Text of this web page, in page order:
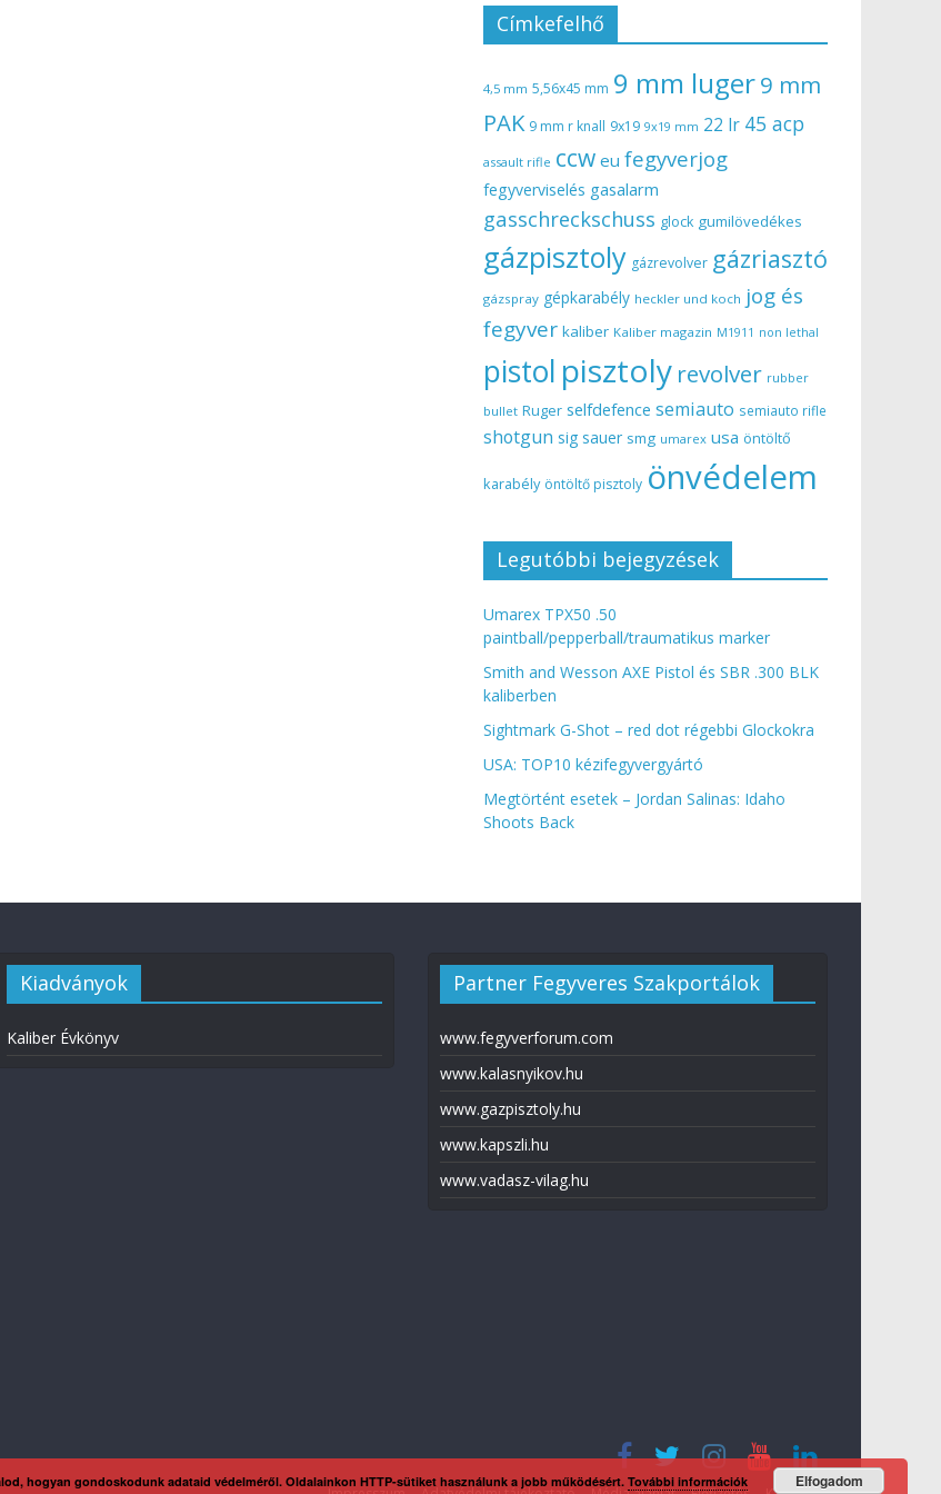
Címkefelhő
4,5 mm 5,56x45 mm 9 mm luger9 mm
PAK 9 mm r knall 9x19 9x19 mm 22 lr 45 acp
assault rifle ccw eu fegyverjog
fegyverviselés gasalarm
gasschreckschuss glock gumilövedékes
gázpisztoly gázrevolver gázriasztó
gázspray gépkarabély heckler und koch jog és
fegyver kaliber Kaliber magazin M1911 non lethal
pistol pisztoly revolver rubber
bullet Ruger selfdefence semiauto semiauto rifle
shotgun sig sauer smg umarex usa öntöltő
karabély öntöltő pisztoly önvédelem
Legutóbbi bejegyzések
Umarex TPX50 .50
paintball/pepperball/traumatikus marker
Smith and Wesson AXE Pistol és SBR .300 BLK
kaliberben
Sightmark G-Shot – red dot régebbi Glockokra
USA: TOP10 kézifegyvergyártó
Megtörtént esetek – Jordan Salinas: Idaho
Shoots Back
Kiadványok
Kaliber Évkönyv
Partner Fegyveres Szakportálok
www.fegyverforum.com
www.kalasnyikov.hu
www.gazpisztoly.hu
www.kapszli.hu
www.vadasz-vilag.hu
hogyan gondoskodunk adataid védelméről. Oldalainkon HTTP-sütiket használunk a jobb működésért. További információk Elfogadom